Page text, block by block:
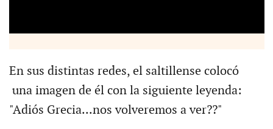
En sus distintas redes, el saltillense colocó
una imagen de él con la siguiente leyenda:
"Adiós Grecia...nos volveremos a ver??"